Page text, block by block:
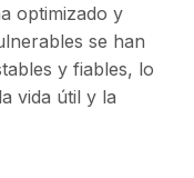
optimizado y
se han
y fiables, lo
vida útil y la